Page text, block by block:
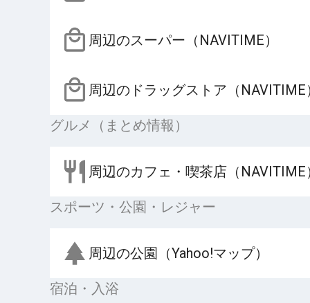
周辺のスーパー（NAVITIME）
周辺のドラッグストア（NAVITIME
グルメ（まとめ情報）
周辺のカフェ・喫茶店（NAVITIME
スポーツ・公園・レジャー
周辺の公園（Yahoo!マップ）
宿泊・入浴